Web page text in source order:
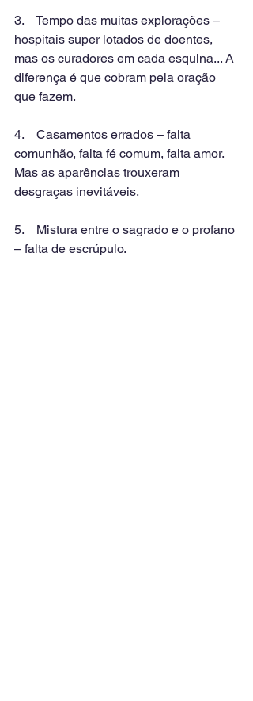
3.    Tempo das muitas explorações –
hospitais super lotados de doentes,
mas os curadores em cada esquina... A
diferença é que cobram pela oração
que fazem.
4.    Casamentos errados – falta
comunhão, falta fé comum, falta amor.
Mas as aparências trouxeram
desgraças inevitáveis.
5.    Mistura entre o sagrado e o profano
– falta de escrúpulo.